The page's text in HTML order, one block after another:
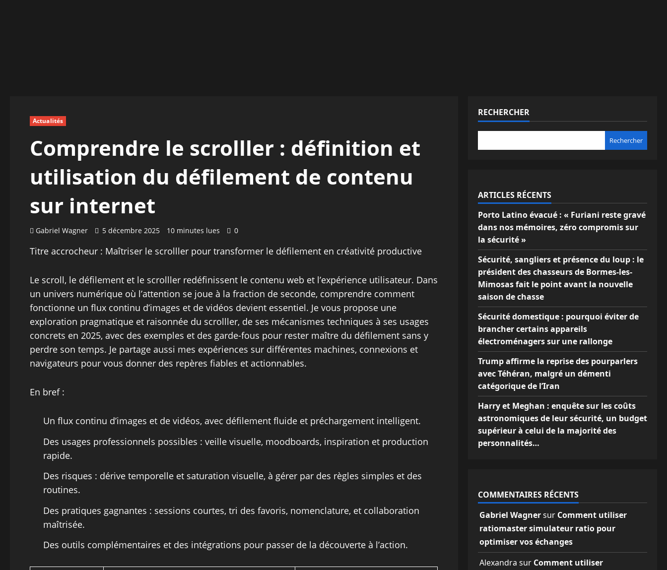
Actualités
Comprendre le scrolller : définition et
utilisation du défilement de contenu
sur internet
Gabriel Wagner 5 décembre 2025 10 minutes lues 0
Titre accrocheur : Maîtriser le scrolller pour transformer le défilement en créativité productive
Le scroll, le défilement et le scrolller redéfinissent le contenu web et l’expérience utilisateur. Dans
un univers numérique où l’attention se joue à la fraction de seconde, comprendre comment
fonctionne un flux continu d’images et de vidéos devient essentiel. Je vous propose une
exploration pragmatique et raisonnée du scrolller, de ses mécanismes techniques à ses usages
concrets en 2025, avec des exemples et des garde-fous pour rester maître du défilement sans y
perdre son temps. Je partage aussi mes expériences sur différentes machines, connexions et
navigateurs pour vous donner des repères fiables et actionnables.
En bref :
Un flux continu d’images et de vidéos, avec défilement fluide et préchargement intelligent.
Des usages professionnels possibles : veille visuelle, moodboards, inspiration et production
rapide.
Des risques : dérive temporelle et saturation visuelle, à gérer par des règles simples et des
routines.
Des pratiques gagnantes : sessions courtes, tri des favoris, nomenclature, et collaboration
maîtrisée.
Des outils complémentaires et des intégrations pour passer de la découverte à l’action.
RECHERCHER
Rechercher
ARTICLES RÉCENTS
Porto Latino évacué : « Furiani reste gravé
dans nos mémoires, zéro compromis sur
la sécurité »
Sécurité, sangliers et présence du loup : le
président des chasseurs de Bormes-les-
Mimosas fait le point avant la nouvelle
saison de chasse
Sécurité domestique : pourquoi éviter de
brancher certains appareils
électroménagers sur une rallonge
Trump affirme la reprise des pourparlers
avec Téhéran, malgré un démenti
catégorique de l’Iran
Harry et Meghan : enquête sur les coûts
astronomiques de leur sécurité, un budget
supérieur à celui de la majorité des
personnalités…
COMMENTAIRES RÉCENTS
Gabriel Wagnersur Comment utiliser
ratiomaster simulateur ratio pour
optimiser vos échanges
Alexandra sur Comment utiliser